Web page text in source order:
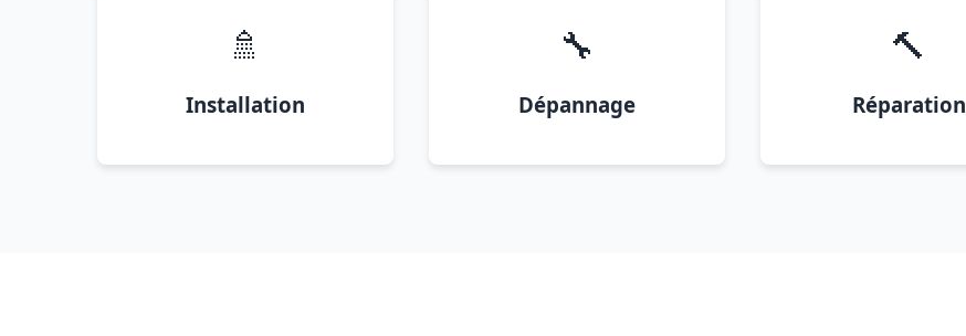
🚿
Installation
🔧
Dépannage
🔨
Réparation